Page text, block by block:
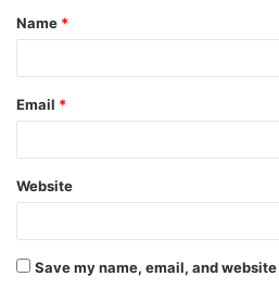
Name *
Email *
Website
Save my name, email, and